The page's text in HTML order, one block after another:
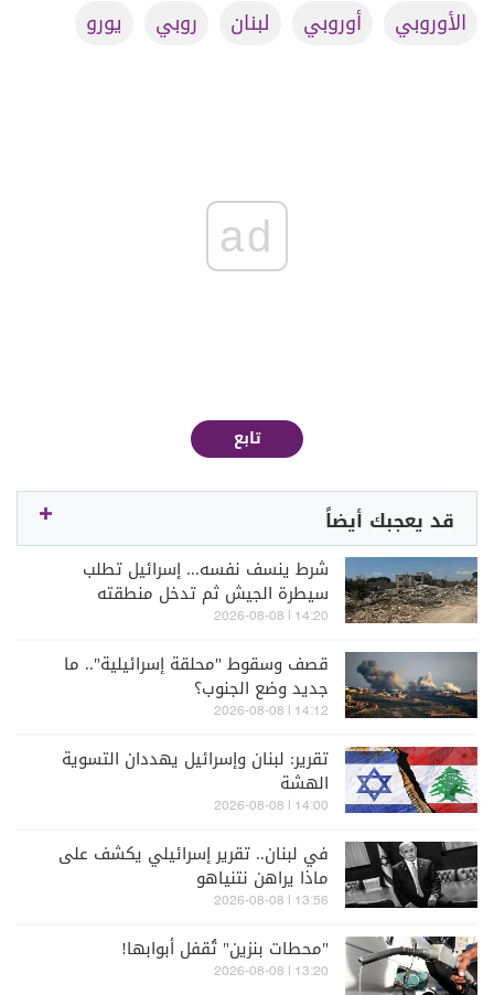
الأوروبي أوروبي لبنان روبي يورو
ad
تابع
قد يعجبك أيضاً
شرط ينسف نفسه... إسرائيل تطلب
سيطرة الجيش ثم تدخل منطقته
14:20 | 2026-08-08
قصف وسقوط "محلقة إسرائيلية".. ما
جديد وضع الجنوب؟
14:12 | 2026-08-08
تقرير: لبنان وإسرائيل يهددان التسوية
الهشة
14:00 | 2026-08-08
في لبنان.. تقرير إسرائيلي يكشف على
ماذا يراهن نتنياهو
13:56 | 2026-08-08
"محطات بنزين" تُقفل أبوابها!
13:20 | 2026-08-08